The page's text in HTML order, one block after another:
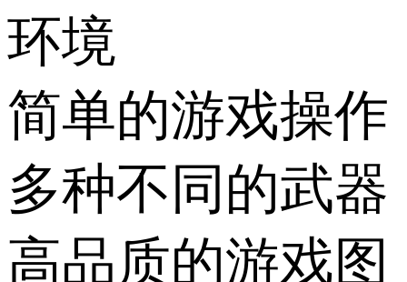
环境
简单的游戏操作
多种不同的武器
高品质的游戏图